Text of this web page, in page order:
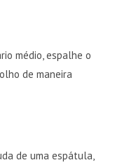
médio, espalhe o
de maneira
de uma espátula,